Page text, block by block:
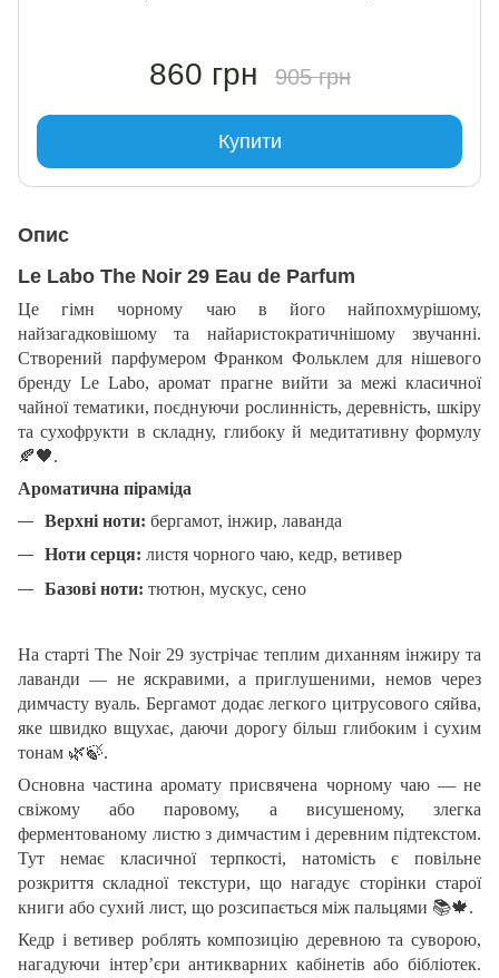
860 грн 905 грн
Купити
Опис
Le Labo The Noir 29 Eau de Parfum
Це гімн чорному чаю в його найпохмурішому,
найзагадковішому та найаристократичнішому звучанні.
Створений парфумером Франком Фольклем для нішевого
бренду Le Labo, аромат прагне вийти за межі класичної
чайної тематики, поєднуючи рослинність, деревність, шкіру
та сухофрукти в складну, глибоку й медитативну формулу
🍂🖤.
Ароматична піраміда
Верхні ноти: бергамот, інжир, лаванда
Ноти серця: листя чорного чаю, кедр, ветивер
Базові ноти: тютюн, мускус, сено
На старті The Noir 29 зустрічає теплим диханням інжиру та
лаванди — не яскравими, а приглушеними, немов через
димчасту вуаль. Бергамот додає легкого цитрусового сяйва,
яке швидко вщухає, даючи дорогу більш глибоким і сухим
тонам 🌿🍃.
Основна частина аромату присвячена чорному чаю — не
свіжому або паровому, а висушеному, злегка
ферментованому листю з димчастим і деревним підтекстом.
Тут немає класичної терпкості, натомість є повільне
розкриття складної текстури, що нагадує сторінки старої
книги або сухий лист, що розсипається між пальцями 📚🍁.
Кедр і ветивер роблять композицію деревною та суворою,
нагадуючи інтер’єри антикварних кабінетів або бібліотек.